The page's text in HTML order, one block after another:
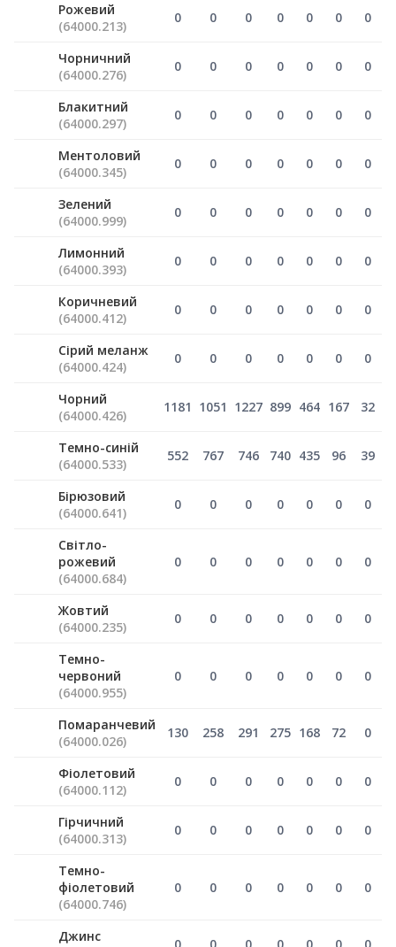
Рожевий
(64000.213)
0 0 0 0 0 0 0
Чорничний
(64000.276)
0 0 0 0 0 0 0
Блакитний
(64000.297)
0 0 0 0 0 0 0
Ментоловий
(64000.345)
0 0 0 0 0 0 0
Зелений
(64000.999)
0 0 0 0 0 0 0
Лимонний
(64000.393)
0 0 0 0 0 0 0
Коричневий
(64000.412)
0 0 0 0 0 0 0
Сірий меланж
(64000.424)
0 0 0 0 0 0 0
Чорний
(64000.426)
1181 1051 1227 899 464 167 32
Темно-синій
(64000.533)
552 767 746 740 435 96 39
Бірюзовий
(64000.641)
0 0 0 0 0 0 0
Світло-
рожевий
(64000.684)
0 0 0 0 0 0 0
Жовтий
(64000.235)
0 0 0 0 0 0 0
Темно-
червоний
(64000.955)
0 0 0 0 0 0 0
Помаранчевий
(64000.026)
130 258 291 275 168 72 0
Фіолетовий
(64000.112)
0 0 0 0 0 0 0
Гірчичний
(64000.313)
0 0 0 0 0 0 0
Темно-
фіолетовий
(64000.746)
0 0 0 0 0 0 0
Джинс